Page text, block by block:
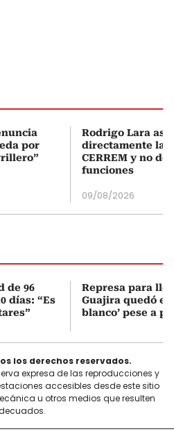
por
Rodrigo Lara
directamente la
CERREM y no
funciones
09/08/2026
de 96
días: “Es
Represa para
Guajira quedó en
blanco’ pese a
los derechos reservados.
expresa de las reproducciones y
accesibles desde este sitio
u otros medios que resulten